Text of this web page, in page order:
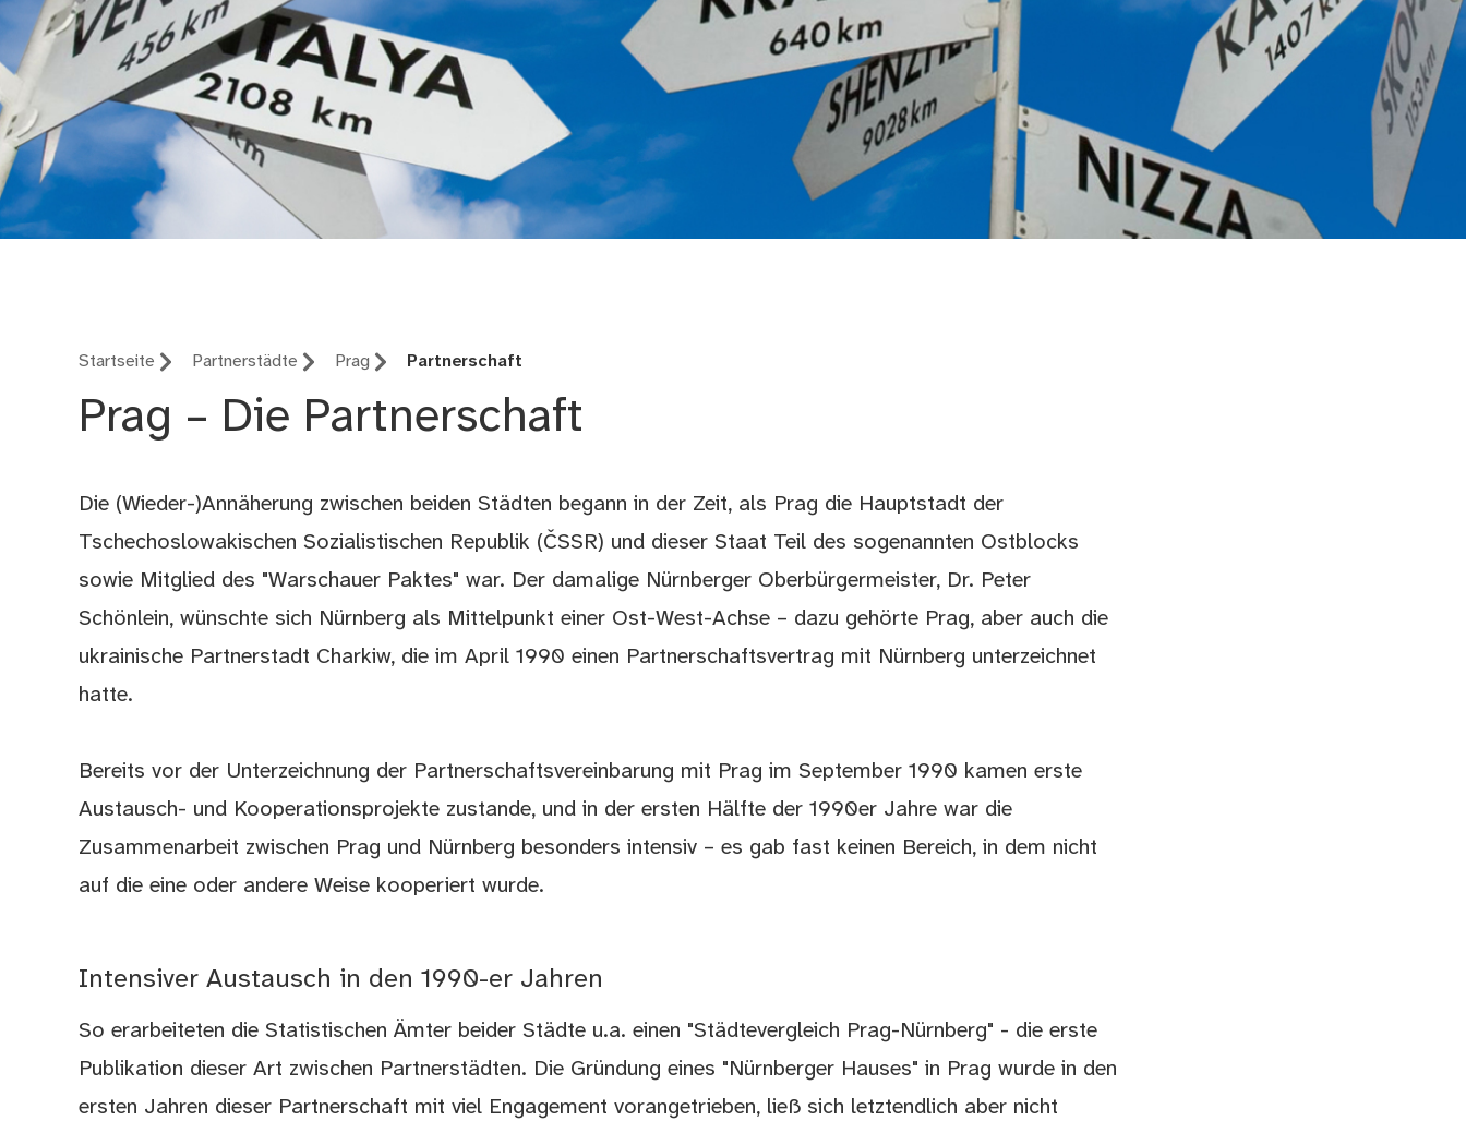
Startseite Partnerstädte Prag Partnerschaft
Prag – Die Partnerschaft
Die (Wieder-)Annäherung zwischen beiden Städten begann in der Zeit, als Prag die Hauptstadt der
Tschechoslowakischen Sozialistischen Republik (ČSSR) und dieser Staat Teil des sogenannten Ostblocks
sowie Mitglied des "Warschauer Paktes" war. Der damalige Nürnberger Oberbürgermeister, Dr. Peter
Schönlein, wünschte sich Nürnberg als Mittelpunkt einer Ost-West-Achse – dazu gehörte Prag, aber auch die
ukrainische Partnerstadt Charkiw, die im April 1990 einen Partnerschaftsvertrag mit Nürnberg unterzeichnet
hatte.
Bereits vor der Unterzeichnung der Partnerschaftsvereinbarung mit Prag im September 1990 kamen erste
Austausch- und Kooperationsprojekte zustande, und in der ersten Hälfte der 1990er Jahre war die
Zusammenarbeit zwischen Prag und Nürnberg besonders intensiv – es gab fast keinen Bereich, in dem nicht
auf die eine oder andere Weise kooperiert wurde.
Intensiver Austausch in den 1990-er Jahren
So erarbeiteten die Statistischen Ämter beider Städte u.a. einen "Städtevergleich Prag-Nürnberg" - die erste
Publikation dieser Art zwischen Partnerstädten. Die Gründung eines "Nürnberger Hauses" in Prag wurde in den
ersten Jahren dieser Partnerschaft mit viel Engagement vorangetrieben, ließ sich letztendlich aber nicht